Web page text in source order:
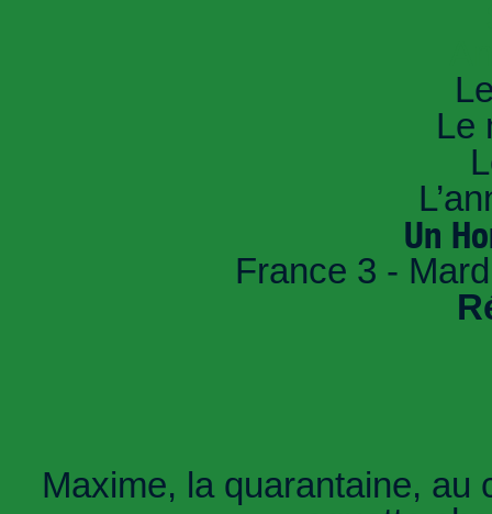
Le
Un
France 3 -
Maxime, la quarantaine, au